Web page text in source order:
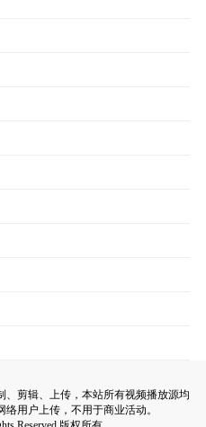
剪辑、上传，本站所有视频播放源均
用户上传，不用于商业活动。